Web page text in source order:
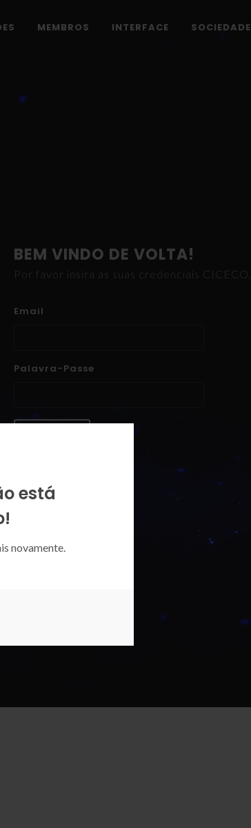
está
novamente.
MEMBROS INTERFACE SOCIEDADE
BEM VINDO DE VOLTA!
Por favor insira as suas credenciais CICECO.
Email
Palavra-Passe